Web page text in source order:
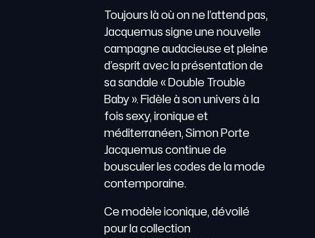
Toujours là où on ne l’attend pas,
Jacquemus signe une nouvelle
campagne audacieuse et pleine
d’esprit avec la présentation de
sa sandale « Double Trouble
Baby ». Fidèle à son univers à la
fois sexy, ironique et
méditerranéen, Simon Porte
Jacquemus continue de
bousculer les codes de la mode
contemporaine.
Ce modèle iconique, dévoilé
pour la collection